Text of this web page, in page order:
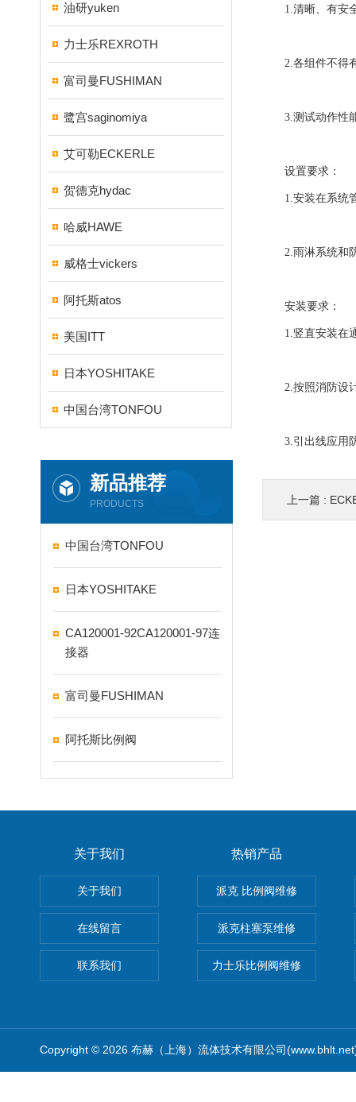
油研yuken
力士乐REXROTH
富司曼FUSHIMAN
鹭宫saginomiya
艾可勒ECKERLE
贺德克hydac
哈威HAWE
威格士vickers
阿托斯atos
美国ITT
日本YOSHITAKE
中国台湾TONFOU
新品推荐
PRODUCTS
中国台湾TONFOU
日本YOSHITAKE
CA120001-92CA120001-97连
接器
富司曼FUSHIMAN
阿托斯比例阀
1.清晰、有安全
2.各组件不得有
3.测试动作性能
设置要求：
1.安装在系统管
2.雨淋系统和防
安装要求：
1.竖直安装在通
2.按照消防设计
3.引出线应用防
上一篇 :
关于我们
关于我们
在线留言
联系我们
热销产品
派克 比例阀维修
派克柱塞泵维修
力士乐比例阀维修
Copyright © 2026 布赫（上海）流体技术有限公司